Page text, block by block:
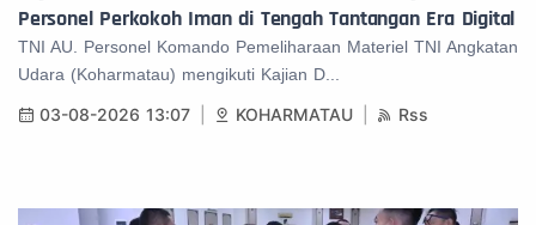
Personel Perkokoh Iman di Tengah Tantangan Era Digital
TNI AU. Personel Komando Pemeliharaan Materiel TNI Angkatan
Udara (Koharmatau) mengikuti Kajian D...
03-08-2026 13:07 KOHARMATAU Rss